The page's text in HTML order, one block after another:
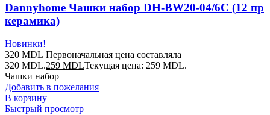
Dannyhome Чашки набор DH-BW20-04/6C (12 пр
керамика)
Новинки!
320MDL Первоначальная цена составляла
320 MDL.259 MDLТекущая цена: 259 MDL.
Чашки набор
Добавить в пожелания
В корзину
Быстрый просмотр